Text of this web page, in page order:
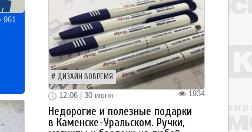
961
ДИЗАЙН ВОВРЕМЯ
1934
12:06 | 30 июня
Недорогие и полезные подарки
в Каменске-Уральском. Ручки,